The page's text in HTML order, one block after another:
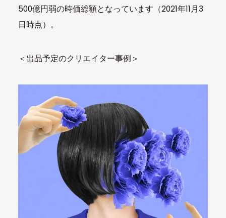
500億円弱の時価総額となっています（2021年11月3
日時点）。
＜出品予定のクリエイター事例＞